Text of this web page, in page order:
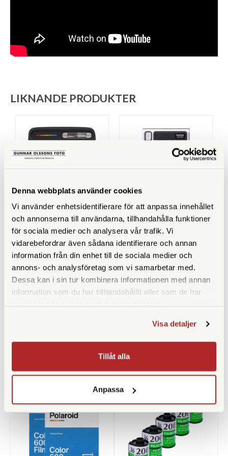
Denna webbplats använder cookies
Vi använder enhetsidentifierare för att anpassa innehållet
och annonserna till användarna, tillhandahålla funktioner
för sociala medier och analysera vår trafik. Vi
vidarebefordrar även sådana identifierare och annan
information från din enhet till de sociala medier och
annons- och analysföretag som vi samarbetar med.
Dessa kan i sin tur kombinera informationen med annan
information som du har tillhandahållit eller som de har
Visa detaljer
Tillåt alla
Anpassa
LIKNANDE PRODUKTER
Polaroid Flip White
Finns i lager
2.649 SEK
LÄS MER
KÖP
Fujifilm Instax Mini Evo
Svart
Finns i lager
2.149 SEK
LÄS MER
KÖP
ANDRA KÖPTE ÄVEN